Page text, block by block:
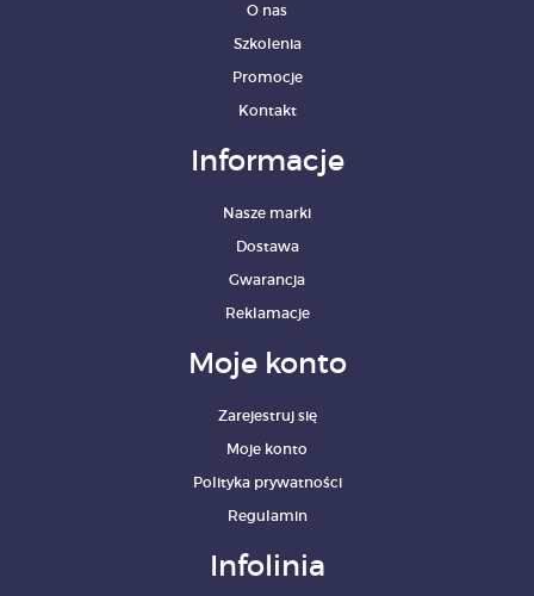
O nas
Szkolenia
Promocje
Kontakt
Informacje
Nasze marki
Dostawa
Gwarancja
Reklamacje
Moje konto
Zarejestruj się
Moje konto
Polityka prywatności
Regulamin
Infolinia